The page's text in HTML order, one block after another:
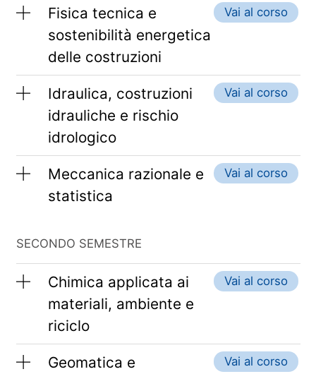
Fisica tecnica e
sostenibilità energetica
delle costruzioni
Vai al corso
Idraulica, costruzioni
idrauliche e rischio
idrologico
Vai al corso
Meccanica razionale e
statistica
Vai al corso
SECONDO SEMESTRE
Chimica applicata ai
materiali, ambiente e
riciclo
Vai al corso
Geomatica e
Vai al corso